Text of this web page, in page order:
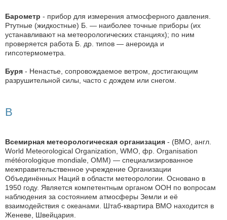
Барометр - прибор для измерения атмосферного давления.
Ртутные (жидкостные) Б. — наиболее точные приборы (их
устанавливают на метеорологических станциях); по ним
проверяется работа Б. др. типов — анероида и
гипсотермометра.
Буря - Ненастье, сопровождаемое ветром, достигающим
разрушительной силы, часто с дождем или снегом.
В
Всемирная метеорологическая организация - (ВМО, англ.
World Meteorological Organization, WMO, фр. Organisation
météorologique mondiale, OMM) — специализированное
межправительственное учреждение Организации
Объединённых Наций в области метеорологии. Основано в
1950 году. Является компетентным органом ООН по вопросам
наблюдения за состоянием атмосферы Земли и её
взаимодействия с океанами. Штаб-квартира ВМО находится в
Женеве, Швейцария.